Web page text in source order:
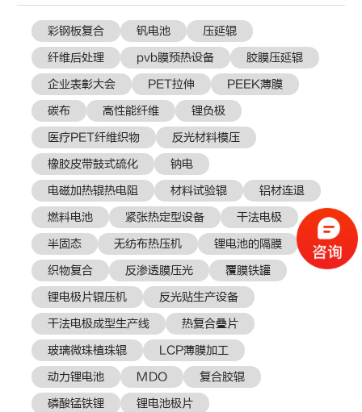
彩钢板复合 钒电池
压延辊
纤维后处理
pvb膜预热设备
胶膜压延辊
企业表彰大会
PET拉伸
PEEK薄膜
碳布
高性能纤维
锂负极
医疗PET纤维织物
反光材料模压
橡胶皮带鼓式硫化
钠电
电磁加热辊热电阻
材料试验辊
铝材连退
燃料电池
紧张热定型设备
干法电极
半固态
无纺布热压机
锂电池的隔膜
织物复合
反渗透膜压光
覆膜铁罐
锂电极片辊压机
反光贴生产设备
干法电极成型生产线
热复合叠片
玻璃微珠植珠辊
LCP薄膜加工
动力锂电池
MDO
复合胶辊
磷酸锰铁锂
锂电池极片